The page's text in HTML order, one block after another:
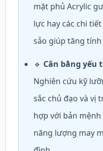
mặt phủ Acrylic
lực hay các chi
sảo giúp tăng
🔹 Cân bằng yếu
Nghiên cứu kỹ
sắc chủ đạo và vị
hợp với bản
năng lượng may